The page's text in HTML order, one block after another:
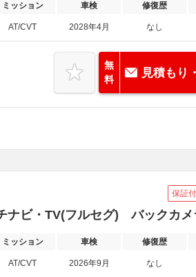
ミッション 車検 修復歴
AT/CVT 2028年4月 なし
無
料
見積もり
保証付
ナビ・TV(フルセグ) バックカメ
ミッション 車検 修復歴
AT/CVT 2026年9月 なし